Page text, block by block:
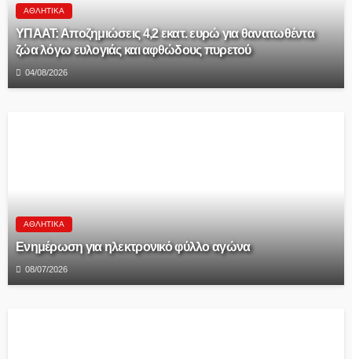
ΑΘΛΗΤΙΚΆ
ΥΠΑΑΤ: Αποζημιώσεις 4,2 εκατ. ευρώ για θανατωθέντα
ζώα λόγω ευλογιάς και αφθώδους πυρετού
04/08/2026
ΑΘΛΗΤΙΚΆ
Ενημέρωση για ηλεκτρονικό φύλλο αγώνα
08/07/2026